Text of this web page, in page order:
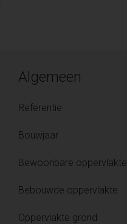
Algemeen
Referentie
Bouwjaar
Bewoonbare oppervlakte
Bebouwde oppervlakte
Oppervlakte grond